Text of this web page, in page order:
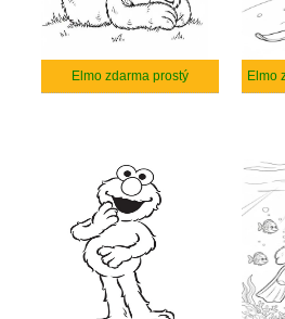
Elmo zdarma prostý